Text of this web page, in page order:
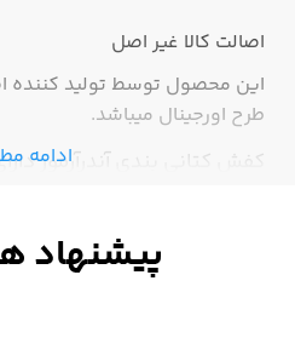
اصالت کالا غیر اصل
این محصول توسط تولید کننده
طرح اورجینال میباشد.
کفش کتانی بندی آندرآرمور
خرید کفش
ادامه